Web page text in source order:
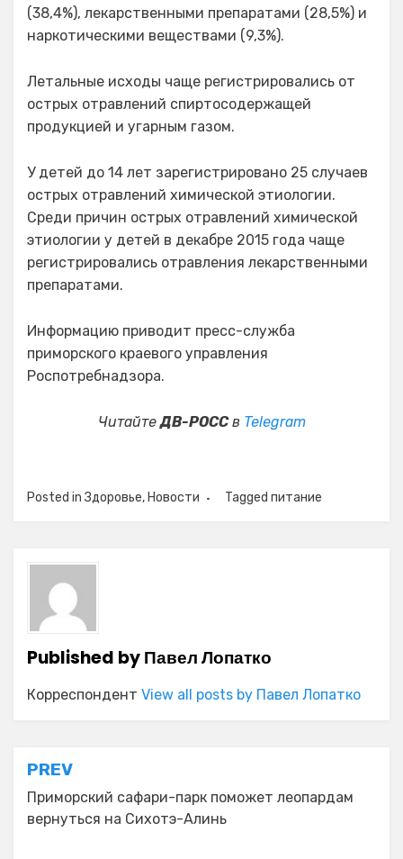
(38,4%), лекарственными препаратами (28,5%) и
наркотическими веществами (9,3%).
Летальные исходы чаще регистрировались от
острых отравлений спиртосодержащей
продукцией и угарным газом.
У детей до 14 лет зарегистрировано 25 случаев
острых отравлений химической этиологии.
Среди причин острых отравлений химической
этиологии у детей в декабре 2015 года чаще
регистрировались отравления лекарственными
препаратами.
Информацию приводит пресс-служба
приморского краевого управления
Роспотребнадзора.
ЧитайтеДВ-РОССв Telegram
Posted inЗдоровье, Новости Tagged питание
Published byПавел Лопатко
Корреспондент View all posts by Павел Лопатко
Навигация
по
записям
PREV
Приморский сафари-парк поможет леопардам
вернуться на Сихотэ-Алинь